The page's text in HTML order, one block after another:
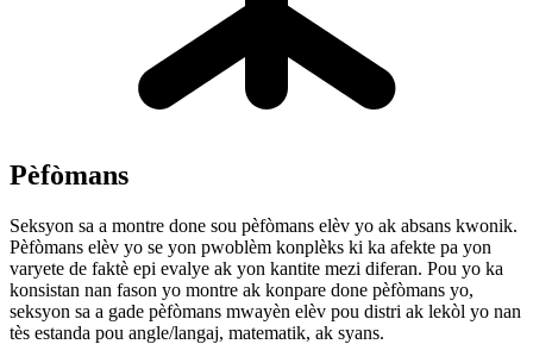
Pèfòmans
Seksyon sa a montre done sou pèfòmans elèv yo ak absans kwonik.
Pèfòmans elèv yo se yon pwoblèm konplèks ki ka afekte pa yon
varyete de faktè epi evalye ak yon kantite mezi diferan. Pou yo ka
konsistan nan fason yo montre ak konpare done pèfòmans yo,
seksyon sa a gade pèfòmans mwayèn elèv pou distri ak lekòl yo nan
tès estanda pou angle/langaj, matematik, ak syans.